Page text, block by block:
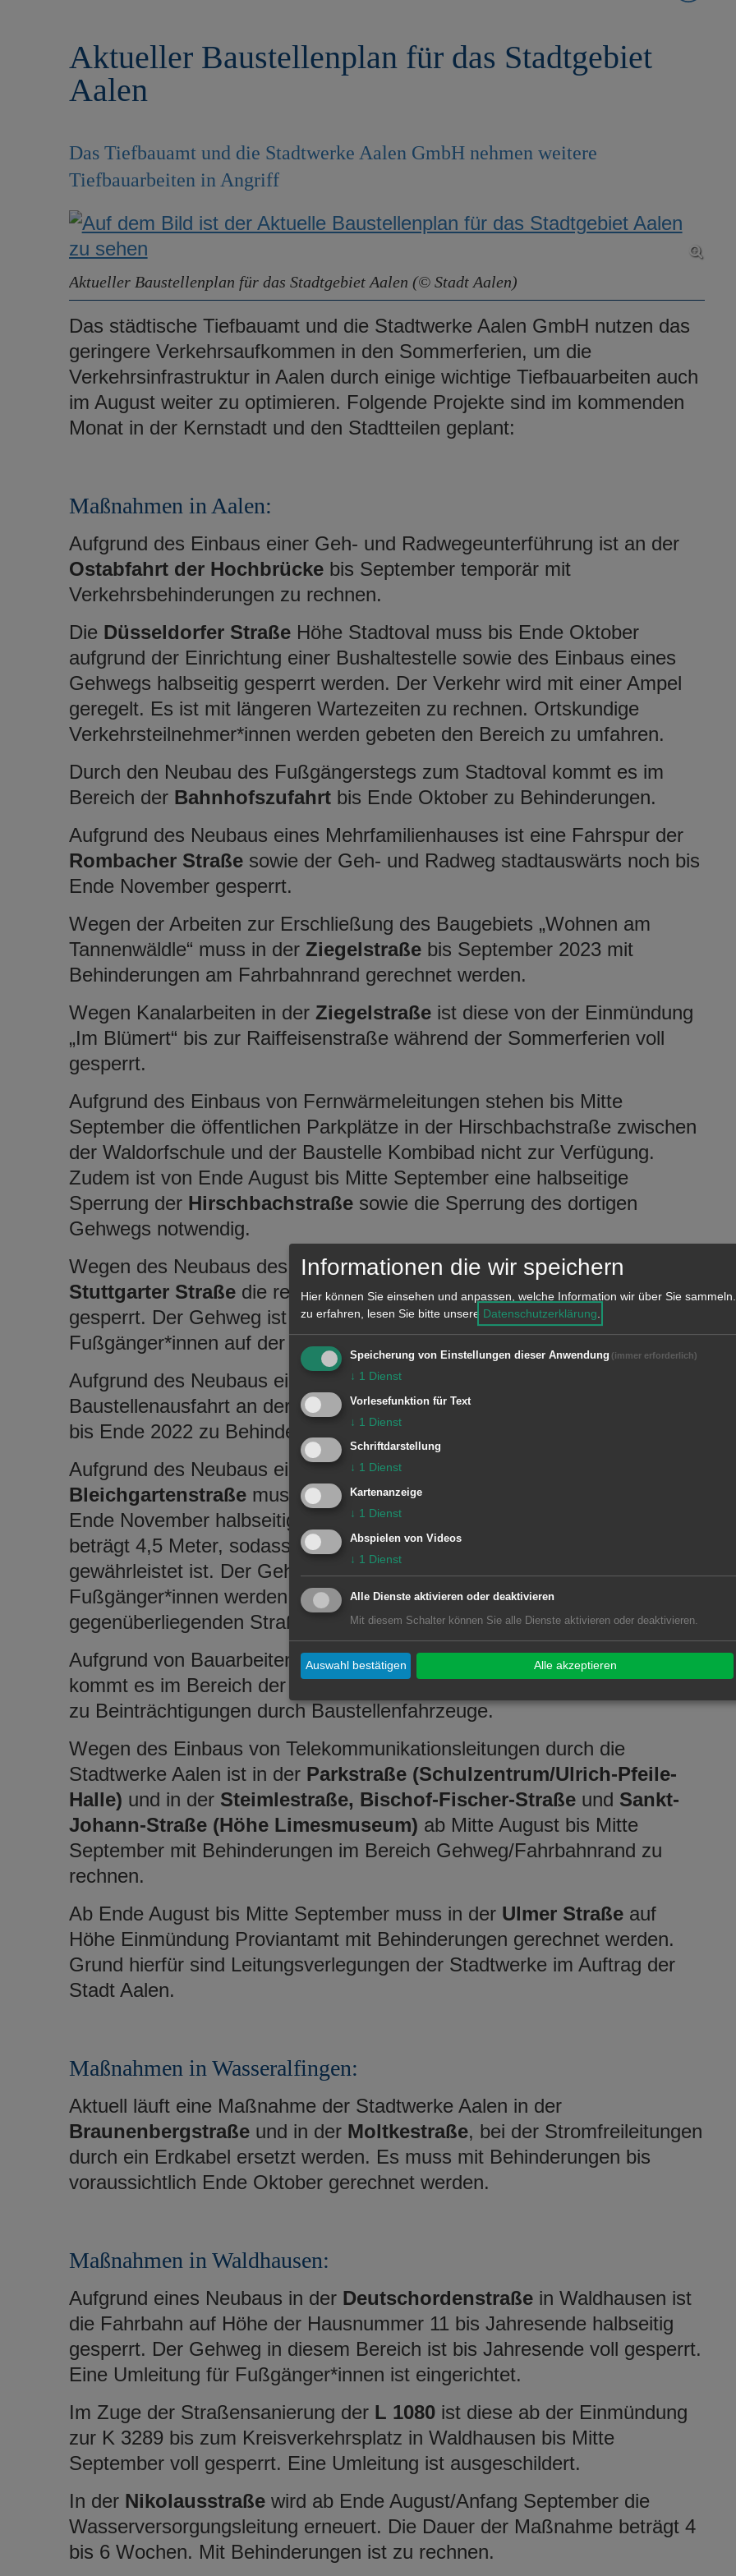
Aktueller Baustellenplan für das Stadtgebiet
Aalen
Das Tiefbauamt und die Stadtwerke Aalen GmbH nehmen weitere
Tiefbauarbeiten in Angriff
Aktueller Baustellenplan für das Stadtgebiet Aalen (© Stadt Aalen)
Das städtische Tiefbauamt und die Stadtwerke Aalen GmbH nutzen das
geringere Verkehrsaufkommen in den Sommerferien, um die
Verkehrsinfrastruktur in Aalen durch einige wichtige Tiefbauarbeiten auch
im August weiter zu optimieren. Folgende Projekte sind im kommenden
Monat in der Kernstadt und den Stadtteilen geplant:
Maßnahmen in Aalen:
Aufgrund des Einbaus einer Geh- und Radwegeunterführung ist an der
Ostabfahrt der Hochbrückebis September temporär mit
Verkehrsbehinderungen zu rechnen.
Die Düsseldorfer StraßeHöhe Stadtoval muss bis Ende Oktober
aufgrund der Einrichtung einer Bushaltestelle sowie des Einbaus eines
Gehwegs halbseitig gesperrt werden. Der Verkehr wird mit einer Ampel
geregelt. Es ist mit längeren Wartezeiten zu rechnen. Ortskundige
Verkehrsteilnehmer*innen werden gebeten den Bereich zu umfahren.
Durch den Neubau des Fußgängerstegs zum Stadtoval kommt es im
Bereich der Bahnhofszufahrtbis Ende Oktober zu Behinderungen.
Aufgrund des Neubaus eines Mehrfamilienhauses ist eine Fahrspur der
Rombacher Straßesowie der Geh- und Radweg stadtauswärts noch bis
Ende November gesperrt.
Wegen der Arbeiten zur Erschließung des Baugebiets „Wohnen am
Tannenwäldle“ muss in der Ziegelstraßebis September 2023 mit
Behinderungen am Fahrbahnrand gerechnet werden.
Wegen Kanalarbeiten in der Ziegelstraßeist diese von der Einmündung
„Im Blümert“ bis zur Raiffeisenstraße während der Sommerferien voll
gesperrt.
Aufgrund des Einbaus von Fernwärmeleitungen stehen bis Mitte
September die öffentlichen Parkplätze in der Hirschbachstraße zwischen
der Waldorfschule und der Baustelle Kombibad nicht zur Verfügung.
Zudem ist von Ende August bis Mitte September eine halbseitige
Sperrung der Hirschbachstraßesowie die Sperrung des dortigen
Gehwegs notwendig.
Wegen des Neubaus des Wohnquartiers „Wilhelmshöhe“ ist in der
Stuttgarter Straße die rechte Fahrspur stadteinwärts noch bis Oktober
gesperrt. Der Gehweg ist ebenfalls nicht nutzbar. Eine Umleitung für
Fußgänger*innen auf der Fahrbahn ist eingerichtet.
Aufgrund des Neubaus eines Mehrfamilienhauses kann es durch die
Baustellenausfahrt an der KreuzungHegelstraße/Schellingstraße
bis Ende 2022 zu Behinderungen am Fahrbahnrand kommen.
Aufgrund des Neubaus eines Mehrfamilienhauses in der
Bleichgartenstraßemuss diese auf Höhe der Hausnummer 3 noch bis
Ende November halbseitig gesperrt bleiben. Die Fahrbahnrestbreite
beträgt 4,5 Meter, sodass die Durchfahrt vom und zum Hallenbad
gewährleistet ist. Der Gehweg ist ebenfalls nicht nutzbar.
Fußgänger*innen werden gebeten, den Gehweg auf der
gegenüberliegenden Straßenseite zu nutzen.
Aufgrund von Bauarbeiten für einen Neubau in der Hilde-Domin-Straße
kommt es im Bereich der Zebertstraße auf Höhe der Hilde-Domin-Straße
zu Beinträchtigungen durch Baustellenfahrzeuge.
Wegen des Einbaus von Telekommunikationsleitungen durch die
Stadtwerke Aalen ist in der Parkstraße (Schulzentrum/Ulrich-Pfeile-
Halle) und in der Steimlestraße, Bischof-Fischer-Straßeund Sankt-
Johann-Straße (Höhe Limesmuseum) ab Mitte August bis Mitte
September mit Behinderungen im Bereich Gehweg/Fahrbahnrand zu
rechnen.
Ab Ende August bis Mitte September muss in der Ulmer Straßeauf
Höhe Einmündung Proviantamt mit Behinderungen gerechnet werden.
Grund hierfür sind Leitungsverlegungen der Stadtwerke im Auftrag der
Stadt Aalen.
Maßnahmen in Wasseralfingen:
Aktuell läuft eine Maßnahme der Stadtwerke Aalen in der
Braunenbergstraßeund in der Moltkestraße, bei der Stromfreileitungen
durch ein Erdkabel ersetzt werden. Es muss mit Behinderungen bis
voraussichtlich Ende Oktober gerechnet werden.
Maßnahmen in Waldhausen:
Aufgrund eines Neubaus in der Deutschordenstraßein Waldhausen ist
die Fahrbahn auf Höhe der Hausnummer 11 bis Jahresende halbseitig
gesperrt. Der Gehweg in diesem Bereich ist bis Jahresende voll gesperrt.
Eine Umleitung für Fußgänger*innen ist eingerichtet.
Im Zuge der Straßensanierung der L 1080ist diese ab der Einmündung
zur K 3289 bis zum Kreisverkehrsplatz in Waldhausen bis Mitte
September voll gesperrt. Eine Umleitung ist ausgeschildert.
In der Nikolausstraßewird ab Ende August/Anfang September die
Wasserversorgungsleitung erneuert. Die Dauer der Maßnahme beträgt 4
bis 6 Wochen. Mit Behinderungen ist zu rechnen.
Informationen die wir speichern
Hier können Sie einsehen und anpassen, welche Information wir über Sie sammeln.
zu erfahren, lesen Sie bitte unsere Datenschutzerklärung
Speicherung von Einstellungen dieser Anwendung (immer erforderlich)
↓ 1 Dienst
Vorlesefunktion für Text
↓ 1 Dienst
Schriftdarstellung
↓ 1 Dienst
Kartenanzeige
↓ 1 Dienst
Abspielen von Videos
↓ 1 Dienst
Alle Dienste aktivieren oder deaktivieren
Mit diesem Schalter können Sie alle Dienste aktivieren oder deaktivieren.
Auswahl bestätigen Alle akzeptieren